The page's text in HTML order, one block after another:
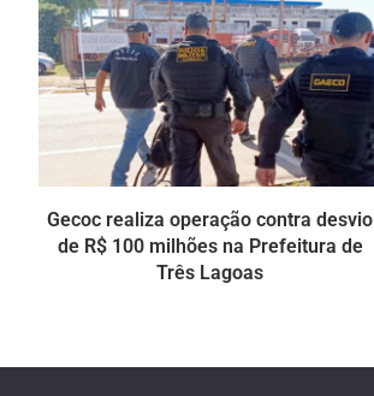
Gecoc realiza operação contra desvio
de R$ 100 milhões na Prefeitura de
Três Lagoas